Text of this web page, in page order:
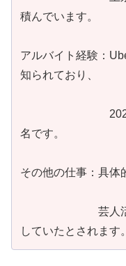
積んでいます。
アルバイト経験：
知られており、
2024年事故
名です。
その他の仕事：具体
芸人活動前に
していたとされます。